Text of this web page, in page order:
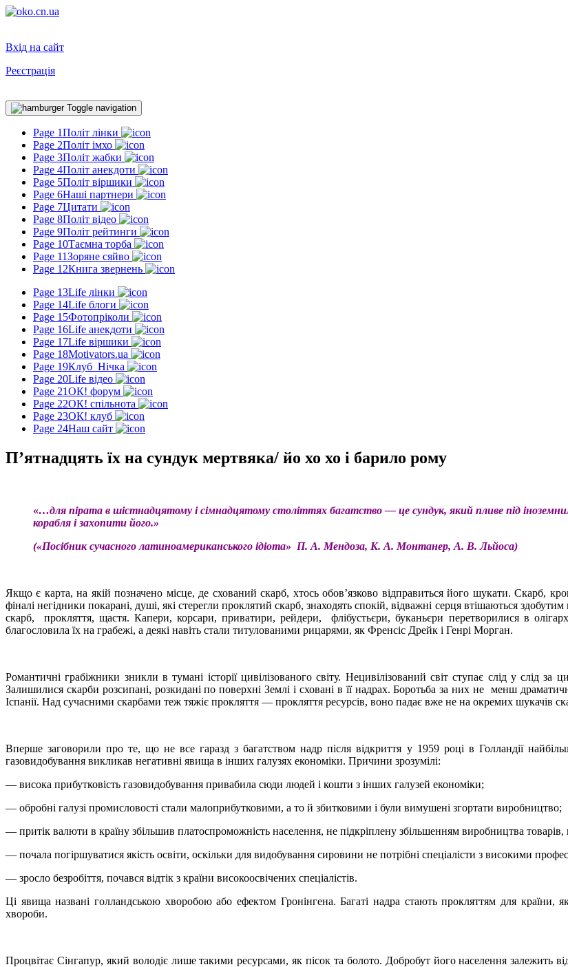
Вхід на сайт
Реєстрація
Toggle navigation
Page 1Політ лінки
Page 2Політ імхо
Page 3Політ жабки
Page 4Політ анекдоти
Page 5Політ віршики
Page 6Наші партнери
Page 7Цитати
Page 8Політ відео
Page 9Політ рейтинги
Page 10Таємна торба
Page 11Зоряне сяйво
Page 12Книга звернень
Page 13Life лінки
Page 14Life блоги
Page 15Фотопріколи
Page 16Life анекдоти
Page 17Life віршики
Page 18Motivators.ua
Page 19Клуб_Нічка
Page 20Life відео
Page 21ОК! форум
Page 22ОК! спільнота
Page 23ОК! клуб
Page 24Наш сайт
П’ятнадцять їх на сундук мертвяка/ йо хо хо і барило рому
«…для пірата в шістнадцятому і сімнадцятому століттях багатство — це сундук, який пливе під
корабля і захопити його.»
(«Посібник сучасного латиноамериканського ідіота» П. А. Мендоза, К. А. Монтанер, А. В. Льйоса)
Якщо є карта, на якій позначено місце, де схований скарб, хтось обов’язково відправиться його шукати. Cкарб,
фіналі негідники покарані, душі, які стерегли проклятий скарб, знаходять спокій, відважні серця втішаються
скарб, прокляття, щастя. Капери, корсари, приватири, рейдери, флібустьєри, буканьєри перетворилися в
благословила їх на грабежі, а деякі навіть стали титулованими рицарями, як Френсіс Дрейк і Генрі Морган.
Романтичні грабіжники зникли в тумані історії цивілізованого світу. Нецивілізований світ ступає слід у слід
Залишилися скарби розсипані, розкидані по поверхні Землі і сховані в її надрах. Боротьба за них не менш
Іспанії. Над сучасними скарбами теж тяжіє прокляття — прокляття ресурсів, воно падає вже не на окремих шукачів
Вперше заговорили про те, що не все гаразд з багатством надр після відкриття у 1959 році в Голландії
газовидобування викликав негативні явища в інших галузях економіки. Причини зрозумілі:
— висока прибутковість газовидобування привабила сюди людей і кошти з інших галузей економіки;
— обробні галузі промисловості стали малоприбутковими, а то й збитковими і були вимушені згортати виробництво;
— притік валюти в країну збільшив платоспроможність населення, не підкріплену збільшенням виробництва
— почала погіршуватися якість освіти, оскільки для видобування сировини не потрібні спеціалісти з високими
— зросло безробіття, почався відтік з країни високоосвічених спеціалістів.
Ці явища названі голландською хворобою або ефектом Гронінгена. Багаті надра стають прокляттям для країни,
хвороби.
Процвітає Сінгапур, який володіє лише такими ресурсами, як пісок та болото. Добробут його населення залежить